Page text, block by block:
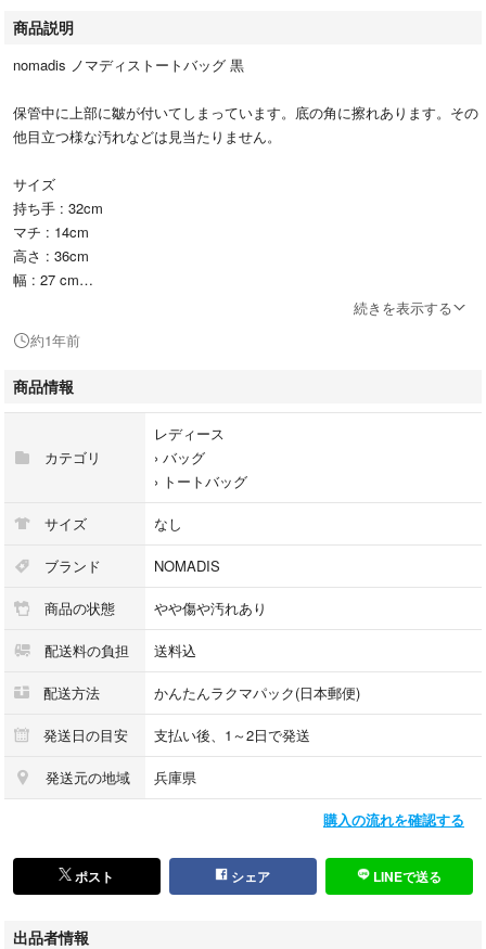
商品説明
nomadis ノマディストートバッグ 黒
保管中に上部に皺が付いてしまっています。底の角に擦れあります。その
他目立つ様な汚れなどは見当たりません。
サイズ
持ち手 : 32cm
マチ : 14cm
高さ : 36cm
幅 : 27 cm
[本体] 綿
[持ち手1部分] 牛革
続きを表示する
約1年前
商品情報
カテゴリ
レディース
› バッグ
› トートバッグ
サイズ なし
ブランド NOMADIS
商品の状態 やや傷や汚れあり
配送料の負担 送料込
配送方法 かんたんラクマパック(日本郵便)
発送日の目安 支払い後、1～2日で発送
発送元の地域 兵庫県
購入の流れを確認する
ポスト シェア LINEで送る
出品者情報